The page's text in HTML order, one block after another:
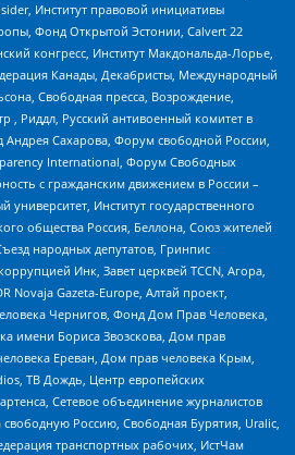
Институт правовой инициативы
Фонд Открытой Эстонии, Calvert 22
конгресс, Институт Макдональда-Лорье,
Канады, Декабристы, Международный
Свободная пресса, Возрождение,
, Риддл, Русский антивоенный комитет в
Сахарова, Форум свободной России,
International, Форум Свободных
с гражданским движением в России –
Институт государственного
общества Россия, Беллона, Союз жителей
народных депутатов, Гринпис
Инк, Завет церквей TCCN, Агора,
Novaja Gazeta-Europe, Алтай проект,
Чернигов, Фонд Дом Прав Человека,
имени Бориса Звозскова, Дом прав
Ереван, Дом прав человека Крым,
ТВ Дождь, Центр европейских
Сетевое объединение журналистов
свободную Россию, Свободная Бурятия, Uralic,
транспортных рабочих, ИстЧам